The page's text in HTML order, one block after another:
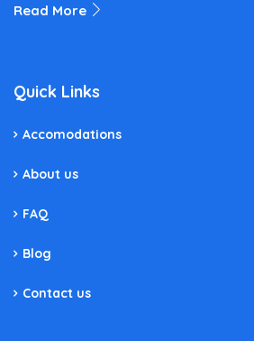
Read More
Quick Links
Accomodations
About us
FAQ
Blog
Contact us